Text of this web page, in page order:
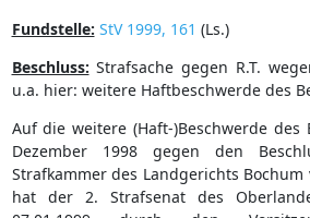
Fundstelle: StV 1999, 161 (Ls.)
Beschluss: Strafsache gegen R.T.
u.a. hier: weitere Haftbeschwerde des
Auf die weitere (Haft-)Beschwerde des
Dezember 1998 gegen den
Strafkammer des Landgerichts Bochum
hat der 2. Strafsenat des